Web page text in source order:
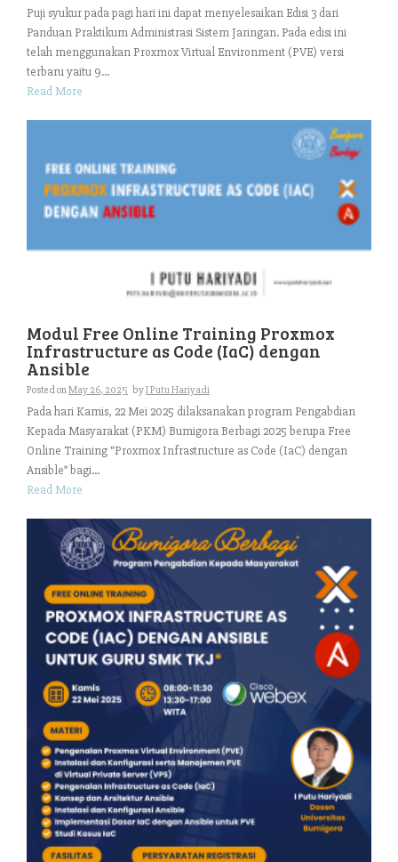
Puji syukur pada pagi hari ini dapat menyelesaikan Edisi 3 dari
Panduan Praktikum Administrasi Sistem Jaringan. Pada edisi ini
telah menggunakan Proxmox Virtual Environment (PVE) versi
terbaru yaitu 9...
Read More
Modul Free Online Training Proxmox
Infrastructure as Code (IaC) dengan
Ansible
Posted onMay 26, 2025 byI Putu Hariyadi
Pada hari Kamis, 22 Mei 2025 dilaksanakan program Pengabdian
Kepada Masyarakat (PKM) Bumigora Berbagi 2025 berupa Free
Online Training “Proxmox Infrastructure as Code (IaC) dengan
Ansible” bagi...
Read More